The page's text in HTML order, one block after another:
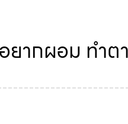
ากผอม ทำต